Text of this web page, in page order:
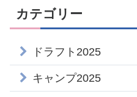
カテゴリー
ドラフト2025
キャンプ2025